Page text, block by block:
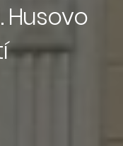
Husovo